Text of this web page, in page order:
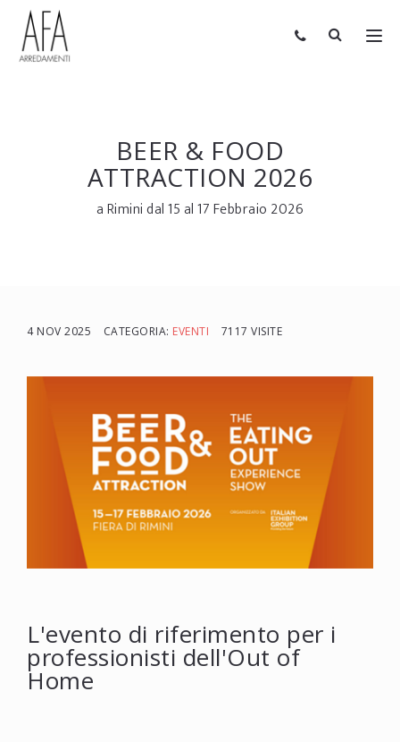
BEER & FOOD
ATTRACTION 2026
a Rimini dal 15 al 17 Febbraio 2026
4 NOV 2025 CATEGORIA: EVENTI 7117 VISITE
L'evento di riferimento per i
professionisti dell'Out of
Home